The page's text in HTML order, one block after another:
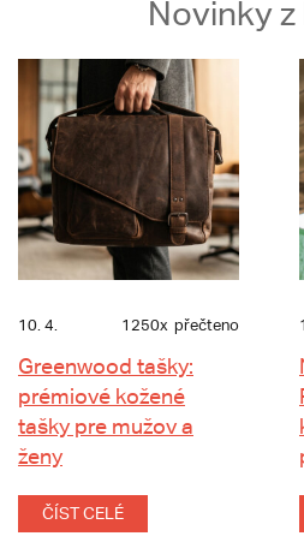
Novinky
10. 4. 1250x přečteno
Greenwood tašky:
prémiové kožené
tašky pre mužov a
ženy
ČÍST CELÉ